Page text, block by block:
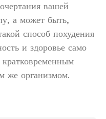
вашей
а может быть,
способ похудения
и здоровье само
же организмом.